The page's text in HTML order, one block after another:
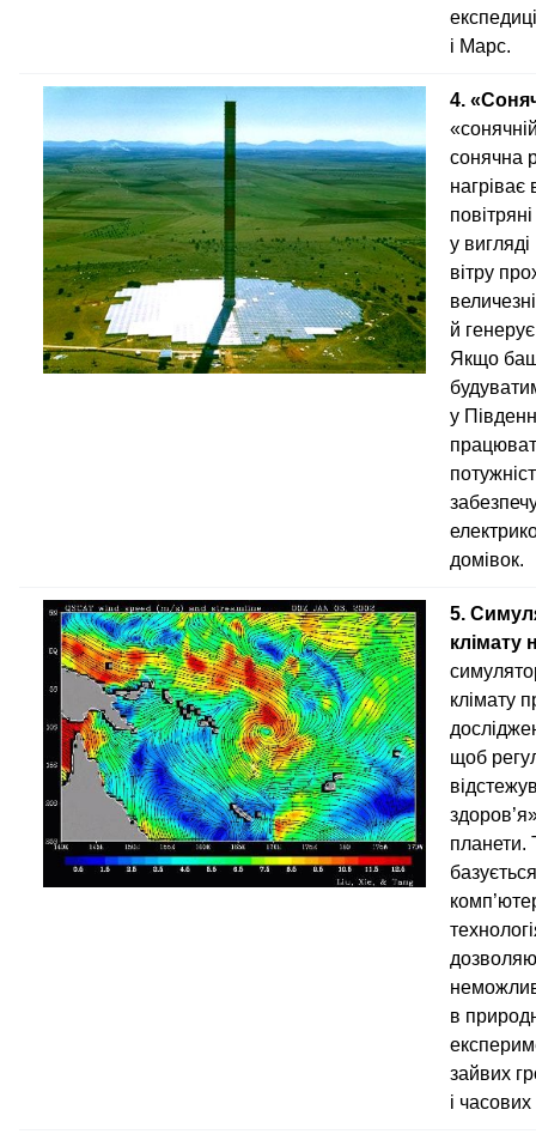
і Марс.
4.
сонячна
нагріває
у
вітру
й
Якщо
у
домівок.
5.
клімату
клімату
щоб
планети.
в
зайвих
і